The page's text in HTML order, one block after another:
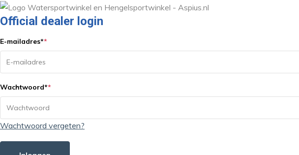
Official dealer login
E-mailadres**
Wachtwoord**
Wachtwoord vergeten?